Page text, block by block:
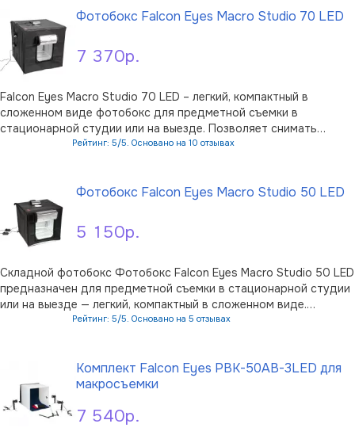
7 370р.
Фотобокс Falcon Eyes Macro Studio 70 LED
Falcon Eyes Macro Studio 70 LED – легкий, компактный в
сложенном виде фотобокс для предметной съемки в
стационарной студии или на выезде. Позволяет снимать
объекты – украшения, обувь, гаджеты с минимальной
Рейтинг: 5/5. Основано на 10 отзывах
5 150р.
Фотобокс Falcon Eyes Macro Studio 50 LED
Складной фотобокс Фотобокс Falcon Eyes Macro Studio 50 LED
предназначен для предметной съемки в стационарной студии
или на выезде — легкий, компактный в сложенном виде.
Позволяет снимать объекты — украшения, обувь, гаджеты с
Рейтинг: 5/5. Основано на 5 отзывах
7 540р.
Комплект Falcon Eyes PBK-50AB-3LED для
макросъемки